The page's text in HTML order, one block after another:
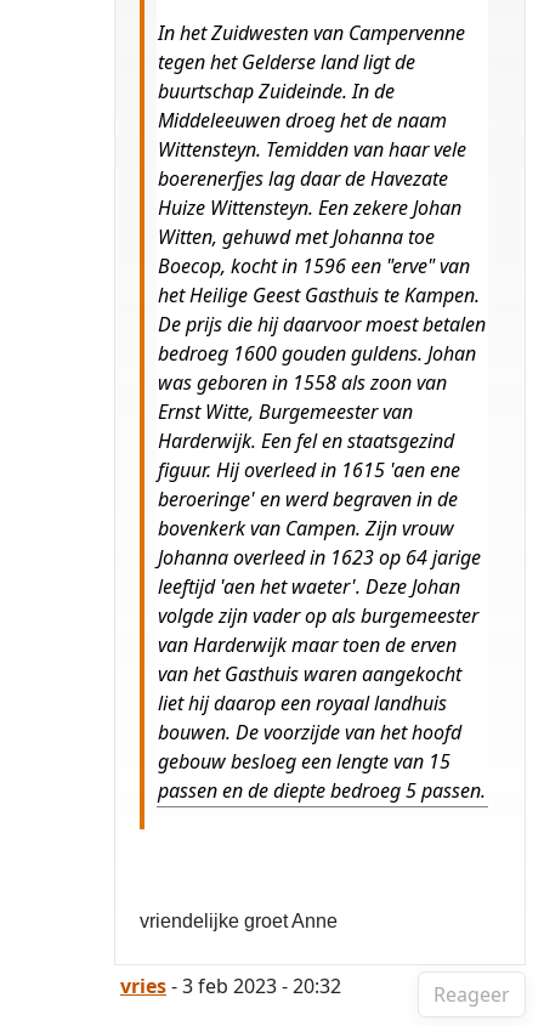
In het Zuidwesten van Campervenne
tegen het Gelderse land ligt de
buurtschap Zuideinde. In de
Middeleeuwen droeg het de naam
Wittensteyn. Temidden van haar vele
boerenerfjes lag daar de Havezate
Huize Wittensteyn. Een zekere Johan
Witten, gehuwd met Johanna toe
Boecop, kocht in 1596 een "erve" van
het Heilige Geest Gasthuis te Kampen.
De prijs die hij daarvoor moest betalen
bedroeg 1600 gouden guldens. Johan
was geboren in 1558 als zoon van
Ernst Witte, Burgemeester van
Harderwijk. Een fel en staatsgezind
figuur. Hij overleed in 1615 'aen ene
beroeringe' en werd begraven in de
bovenkerk van Campen. Zijn vrouw
Johanna overleed in 1623 op 64 jarige
leeftijd 'aen het waeter'. Deze Johan
volgde zijn vader op als burgemeester
van Harderwijk maar toen de erven
van het Gasthuis waren aangekocht
liet hij daarop een royaal landhuis
bouwen. De voorzijde van het hoofd
gebouw besloeg een lengte van 15
passen en de diepte bedroeg 5 passen.
vriendelijke groet Anne
Reageer
vries- 3 feb 2023 - 20:32